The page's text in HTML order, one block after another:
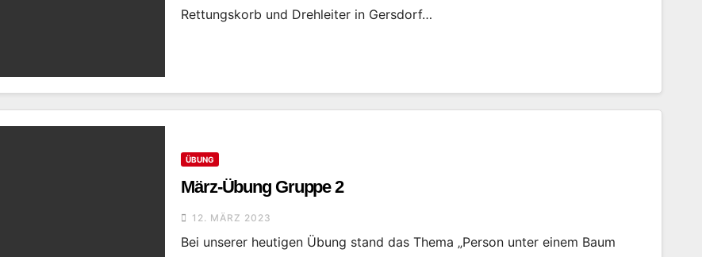
Rettungskorb und Drehleiter in Gersdorf…
ÜBUNG
März-Übung Gruppe 2
12. MÄRZ 2023
Bei unserer heutigen Übung stand das Thema „Person unter einem Baum